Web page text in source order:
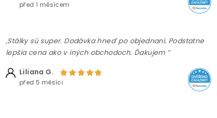
před 1 měsícem
,Stálky sú super. Dodávka hneď po objednaní. Podstatne
lepšia cena ako v iných obchodoch. Ďakujem ”
Liliana G.
před 5 měsíci